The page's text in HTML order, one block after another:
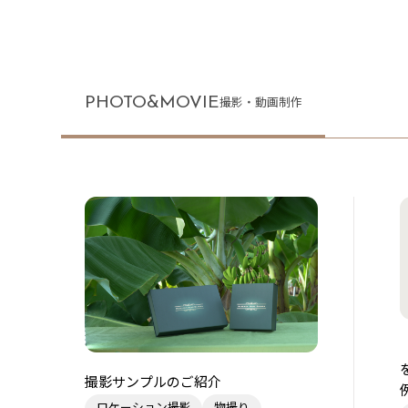
PHOTO&MOVIE撮影・動画制作
撮影サンプルのご紹介